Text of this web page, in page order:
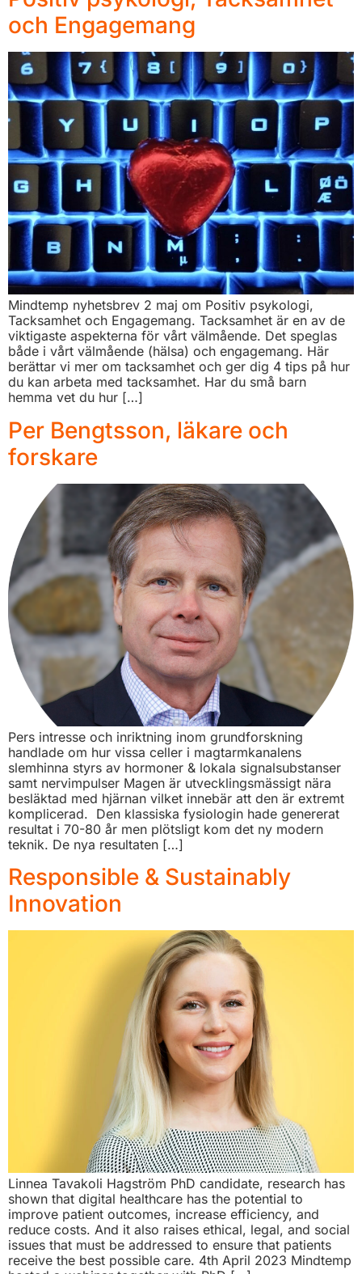
och Engagemang
Mindtemp nyhetsbrev 2 maj om Positiv psykologi,
Tacksamhet och Engagemang. Tacksamhet är en av de
viktigaste aspekterna för vårt välmående. Det speglas
både i vårt välmående (hälsa) och engagemang. Här
berättar vi mer om tacksamhet och ger dig 4 tips på hur
du kan arbeta med tacksamhet. Har du små barn
hemma vet du hur […]
Per Bengtsson, läkare och
forskare
Pers intresse och inriktning inom grundforskning
handlade om hur vissa celler i magtarmkanalens
slemhinna styrs av hormoner & lokala signalsubstanser
samt nervimpulser Magen är utvecklingsmässigt nära
besläktad med hjärnan vilket innebär att den är extremt
komplicerad. Den klassiska fysiologin hade genererat
resultat i 70-80 år men plötsligt kom det ny modern
teknik. De nya resultaten […]
Responsible & Sustainably
Innovation
Linnea Tavakoli Hagström PhD candidate, research has
shown that digital healthcare has the potential to
improve patient outcomes, increase efficiency, and
reduce costs. And it also raises ethical, legal, and social
issues that must be addressed to ensure that patients
receive the best possible care. 4th April 2023 Mindtemp